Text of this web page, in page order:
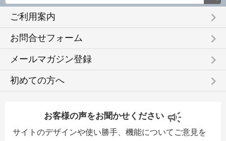
ご利用案内 keyboard_arrow_right
お問合せフォーム keyboard_arrow_right
メールマガジン登録 keyboard_arrow_right
初めての方へ keyboard_arrow_right
お客様の声をお聞かせください
サイトのデザインや使い勝手、機能についてご意見を